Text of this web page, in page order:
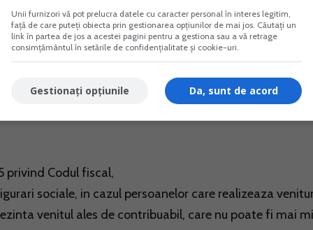
vom analiza modul de calcul pentru:
(CASS),
privind Codul fiscal,
sociale, in cazul persoanelor care realizeaza
venitul ales de contribuabil, care nu poate fi mai
Unii furnizori vă pot prelucra datele cu caracter personal în interes legitim,
față de care puteți obiecta prin gestionarea opțiunilor de mai jos. Căutați un
link în partea de jos a acestei pagini pentru a gestiona sau a vă retrage
consimțământul în setările de confidențialitate și cookie-uri.
Da, sunt de acord
Gestionați opțiunile